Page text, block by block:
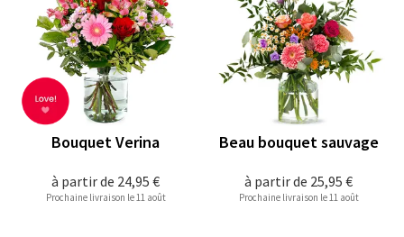
à partir de 24,95 €
Bouquet Verina
Prochaine livraison le 11 août
à partir de 25,95 €
Beau bouquet sauvage
Prochaine livraison le 11 août